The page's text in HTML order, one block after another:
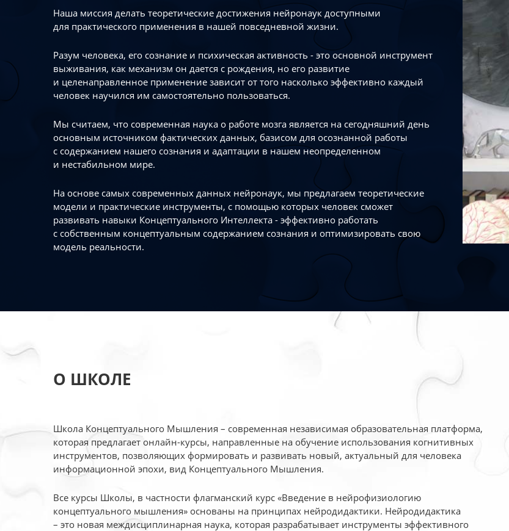
Наша миссия делать теоретические достижения нейронаук доступными
для практического применения в нашей повседневной жизни.
Разум человека, его сознание и психическая активность - это основной инструмент
выживания, как механизм он дается с рождения, но его развитие
и целенаправленное применение зависит от того насколько эффективно каждый
человек научился им самостоятельно пользоваться.
Мы считаем, что современная наука о работе мозга является на сегодняшний день
основным источником фактических данных, базисом для осознанной работы
с содержанием нашего сознания и адаптации в нашем неопределенном
и нестабильном мире.
На основе самых современных данных нейронаук, мы предлагаем теоретические
модели и практические инструменты, с помощью которых человек сможет
развивать навыки Концептуального Интеллекта - эффективно работать
с собственным концептуальным содержанием сознания и оптимизировать свою
модель реальности.
О ШКОЛЕ
Школа Концептуального Мышления – современная независимая образовательная платформа,
которая предлагает онлайн-курсы, направленные на обучение использования когнитивных
инструментов, позволяющих формировать и развивать новый, актуальный для человека
информационной эпохи, вид Концептуального Мышления.
Все курсы Школы, в частности флагманский курс «Введение в нейрофизиологию
концептуального мышления» основаны на принципах нейродидактики. Нейродидактика
– это новая междисциплинарная наука, которая разрабатывает инструменты эффективного